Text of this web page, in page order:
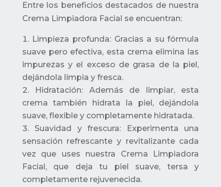
Entre los beneficios destacados de nuestra
Crema Limpiadora Facial se encuentran:
Limpieza profunda: Gracias a su fórmula
suave pero efectiva, esta crema elimina las
impurezas y el exceso de grasa de la piel,
dejándola limpia y fresca.
Hidratación: Además de limpiar, esta
crema también hidrata la piel, dejándola
suave, flexible y completamente hidratada.
Suavidad y frescura: Experimenta una
sensación refrescante y revitalizante cada
vez que uses nuestra Crema Limpiadora
Facial, que deja tu piel suave, tersa y
completamente rejuvenecida.